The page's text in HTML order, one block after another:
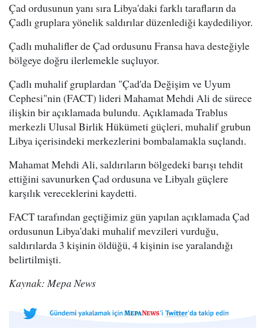
Çad ordusunun yanı sıra Libya'daki farklı tarafların da
Çadlı gruplara yönelik saldırılar düzenlediği kaydediliyor.
Çadlı muhalifler de Çad ordusunu Fransa hava desteğiyle
bölgeye doğru ilerlemekle suçluyor.
Çadlı muhalif gruplardan "Çad'da Değişim ve Uyum
Cephesi"nin (FACT) lideri Mahamat Mehdi Ali de sürece
ilişkin bir açıklamada bulundu. Açıklamada Trablus
merkezli Ulusal Birlik Hükümeti güçleri, muhalif grubun
Libya içerisindeki merkezlerini bombalamakla suçlandı.
Mahamat Mehdi Ali, saldırıların bölgedeki barışı tehdit
ettiğini savunurken Çad ordusuna ve Libyalı güçlere
karşılık vereceklerini kaydetti.
FACT tarafından geçtiğimiz gün yapılan açıklamada Çad
ordusunun Libya'daki muhalif mevzileri vurduğu,
saldırılarda 3 kişinin öldüğü, 4 kişinin ise yaralandığı
belirtilmişti.
Kaynak: Mepa News